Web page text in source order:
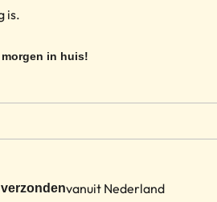
is.
in huis!
vanuit Nederland